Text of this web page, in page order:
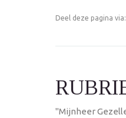
Deel deze pagina via:
"Mijnheer